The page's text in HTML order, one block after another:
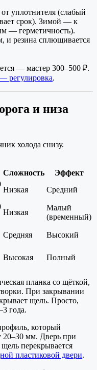
уплотнителя (слабый
срок). Зимой — к
— герметичность).
и резина сплющивается
— мастер 300–500 ₽.
регулировка.
и низа
холода снизу.
Сложность
Эффект
Низкая Средний
Низкая
Малый
(временный)
Средняя Высокий
Высокая Полный
планка со щёткой,
При закрывании
щель. Просто,
года.
который
20–30 мм. Дверь при
перекрывается
пластиковой двери.